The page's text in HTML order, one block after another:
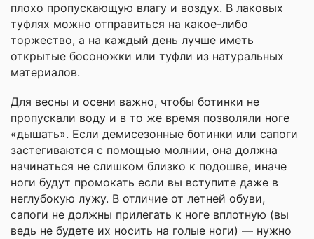
плохо пропускающую влагу и воздух. В лаковых
туфлях можно отправиться на какое-либо
торжество, а на каждый день лучше иметь
открытые босоножки или туфли из натуральных
материалов.
Для весны и осени важно, чтобы ботинки не
пропускали воду и в то же время позволяли ноге
«дышать». Если демисезонные ботинки или сапоги
застегиваются с помощью молнии, она должна
начинаться не слишком близко к подошве, иначе
ноги будут промокать если вы вступите даже в
неглубокую лужу. В отличие от летней обуви,
сапоги не должны прилегать к ноге вплотную (вы
ведь не будете их носить на голые ноги) — нужно